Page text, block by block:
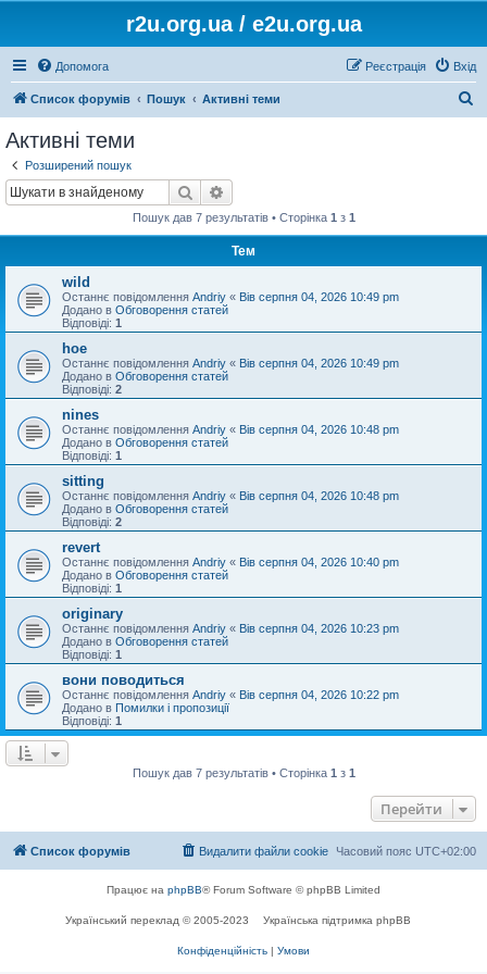
r2u.org.ua / e2u.org.ua
Допомога Вхід
Реєстрація
Список форумів Пошук Активні теми
Активні теми
Розширений пошук
Пошук
Пошук дав 7 результатів • Сторінка 1 з 1
Тем
wild
Останнє повідомлення Andriy « Вів серпня 04, 2026 10:49 pm
Додано в Обговорення статей
Відповіді: 1
hoe
Останнє повідомлення Andriy « Вів серпня 04, 2026 10:49 pm
Додано в Обговорення статей
Відповіді: 2
nines
Останнє повідомлення Andriy « Вів серпня 04, 2026 10:48 pm
Додано в Обговорення статей
Відповіді: 1
sitting
Останнє повідомлення Andriy « Вів серпня 04, 2026 10:48 pm
Додано в Обговорення статей
Відповіді: 2
revert
Останнє повідомлення Andriy « Вів серпня 04, 2026 10:40 pm
Додано в Обговорення статей
Відповіді: 1
originary
Останнє повідомлення Andriy « Вів серпня 04, 2026 10:23 pm
Додано в Обговорення статей
Відповіді: 1
вони поводиться
Останнє повідомлення Andriy « Вів серпня 04, 2026 10:22 pm
Додано в Помилки і пропозиції
Відповіді: 1
Пошук дав 7 результатів • Сторінка 1 з 1
Перейти
Список форумів Часовий пояс UTC+02:00
Видалити файли cookie
Працює на phpBB® Forum Software © phpBB Limited
Український переклад © 2005-2023 Українська підтримка phpBB
Конфіденційність | Умови